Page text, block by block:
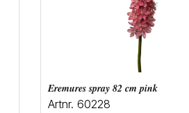
eremures spray 82 cm pink
Artnr. 60228